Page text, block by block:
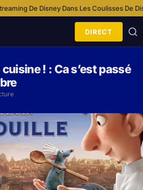
Disney ·Dans Les Coulisses De Disneyland
DIRECT
! : Ca s’est passé